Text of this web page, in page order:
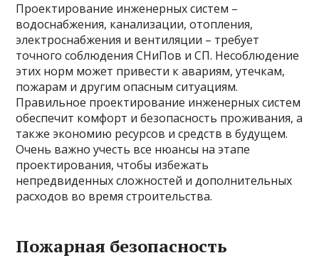
Проектирование инженерных систем –
водоснабжения, канализации, отопления,
электроснабжения и вентиляции – требует
точного соблюдения СНиПов и СП. Несоблюдение
этих норм может привести к авариям, утечкам,
пожарам и другим опасным ситуациям.
Правильное проектирование инженерных систем
обеспечит комфорт и безопасность проживания, а
также экономию ресурсов и средств в будущем.
Очень важно учесть все нюансы на этапе
проектирования, чтобы избежать
непредвиденных сложностей и дополнительных
расходов во время строительства.
Пожарная безопасность